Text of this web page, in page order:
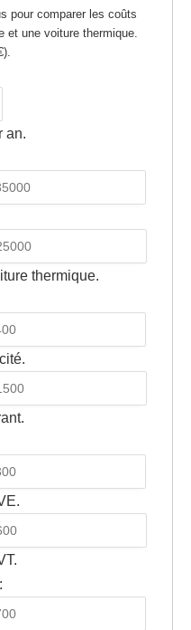
pour comparer les coûts
et une voiture thermique.
an.
thermique.